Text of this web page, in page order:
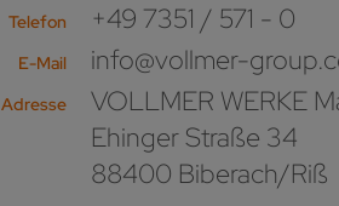
Telefon +49 7351 / 571 - 0
E-Mail info@vollmer-
Adresse
VOLLMER WERKE
Ehinger Straße 34
88400 Biberach/Riß